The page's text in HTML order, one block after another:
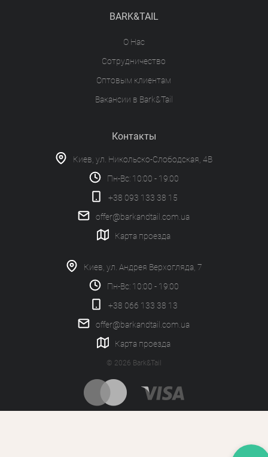
BARK&TAIL
О Нас
Сотрудничество
Оптовым клиентам
Вакансии в Bark&Tail
Контакты
Киев, ул. Никольско-Слободская, 4В
Пн-Вс: 10:00 - 19:00
+38 093 133 38 15
offer@barkandtail.com.ua
Карта проезда
Киев, ул. Андрея Верхогляда, 7
Пн-Вс: 10:00 - 19:00
+38 066 133 38 13
offer@barkandtail.com.ua
Карта проезда
© 2026 Bark&Tail